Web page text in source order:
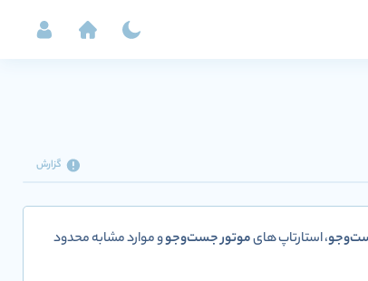
گزارش
، استارتاپ هایموتور جست‌وجوو موارد مشابه محدود